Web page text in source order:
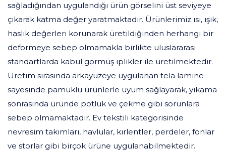
sağladığından uygulandığı ürün görselini üst seviyeye
çıkarak katma değer yaratmaktadır. Ürünlerimiz ısı, ışık,
haslık değerleri korunarak üretildiğinden herhangi bir
deformeye sebep olmamakla birlikte uluslararası
standartlarda kabul görmüş iplikler ile üretilmektedir.
Üretim sırasında arkayüzeye uygulanan tela lamine
sayesinde pamuklu ürünlerle uyum sağlayarak, yıkama
sonrasında üründe potluk ve çekme gibi sorunlara
sebep olmamaktadır. Ev tekstili kategorisinde
nevresim takımları, havlular, kırlentler, perdeler, fonlar
ve storlar gibi birçok ürüne uygulanabilmektedir.